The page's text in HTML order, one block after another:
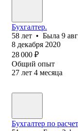
Бухгалтер.
58 лет • Была 9
8 декабря 2020
28 000 ₽
Общий опыт
27 лет 4 месяца
Бухгалтер по